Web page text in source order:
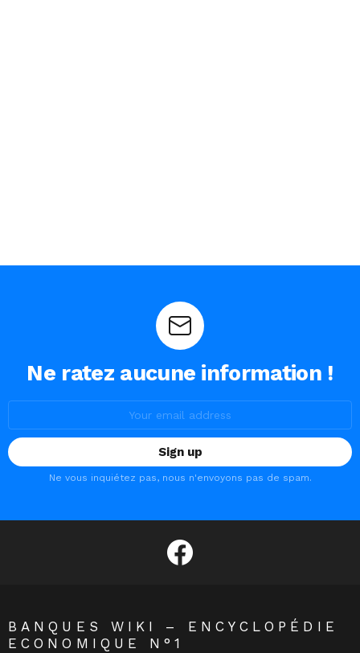
Ne ratez aucune information !
Ne vous inquiétez pas, nous n'envoyons pas de spam.
facebook
BANQUES WIKI – ENCYCLOPÉDIE
ECONOMIQUE N°1